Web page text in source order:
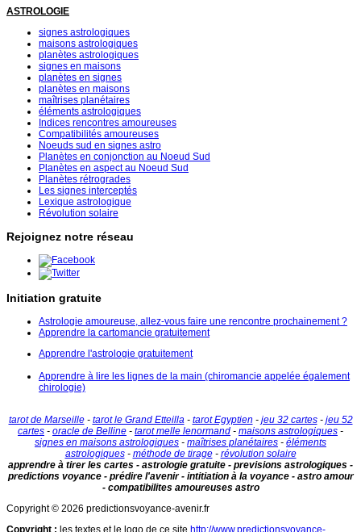
ASTROLOGIE
signes astrologiques
maisons astrologiques
planètes astrologiques
signes en maisons
planètes en signes
planètes en maisons
maîtrises planétaires
éléments astrologiques
Indices rencontres amoureuses
Compatibilités amoureuses
Noeuds sud en signes astro
Planètes en conjonction au Noeud Sud
Planètes en aspect au Noeud Sud
Planètes rétrogrades
Les signes interceptés
Lexique astrologique
Révolution solaire
Rejoignez notre réseau
Initiation gratuite
Astrologie amoureuse, allez-vous faire une rencontre prochainement ?
Apprendre la cartomancie gratuitement
Apprendre l'astrologie gratuitement
Apprendre à lire les lignes de la main (chiromancie appelée également
chirologie)
tarot de Marseille- tarot le Grand Etteilla- tarot Egyptien - jeu 32 cartes- jeu 52
cartes - oracle de Belline - tarot melle lenormand - maisons astrologiques -
signes en maisons astrologiques - maîtrises planétaires - éléments
astrologiques- méthode de tirage- révolution solaire
apprendre à tirer les cartes - astrologie gratuite - previsions astrologiques -
predictions voyance - prédire l'avenir - intitiation à la voyance - astro amour
- compatibilites amoureuses astro
Copyright © 2026 predictionsvoyance-avenir.fr